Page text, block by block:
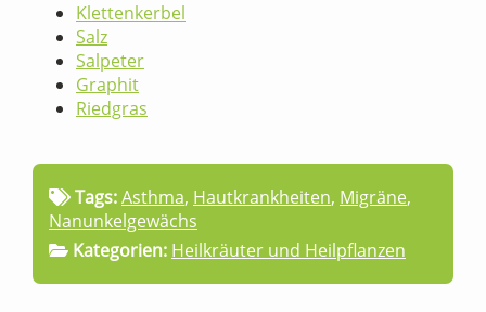
Klettenkerbel
Salz
Salpeter
Graphit
Riedgras
Tags:Asthma, Hautkrankheiten, Migräne,
Nanunkelgewächs
Kategorien: Heilkräuter und Heilpflanzen